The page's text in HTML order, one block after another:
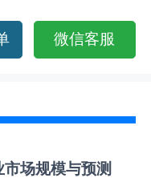
微信客服
市场规模与预测